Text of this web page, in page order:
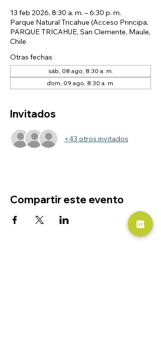
13 feb 2026, 8:30 a. m. – 6:30 p. m.
Parque Natural Tricahue (Acceso Principa,
PARQUE TRICAHUE, San Clemente, Maule,
Chile
Otras fechas
sáb, 08 ago, 8:30 a. m.
dom, 09 ago, 8:30 a. m.
Invitados
+43 otros invitados
Compartir este evento